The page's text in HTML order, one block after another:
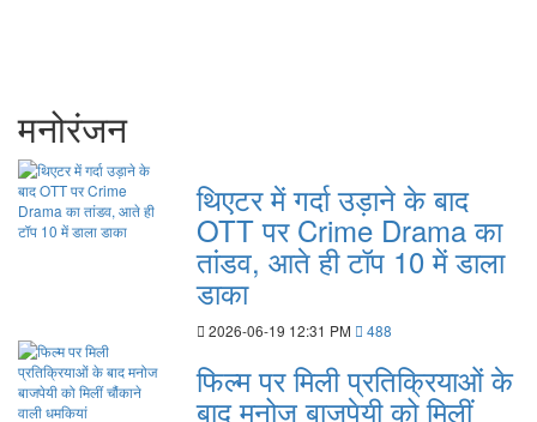
मनोरंजन
थिएटर में गर्दा उड़ाने के बाद
OTT पर Crime Drama का
तांडव, आते ही टॉप 10 में डाला
डाका
2026-06-19 12:31 PM 488
फिल्म पर मिली प्रतिक्रियाओं के
बाद मनोज बाजपेयी को मिलीं